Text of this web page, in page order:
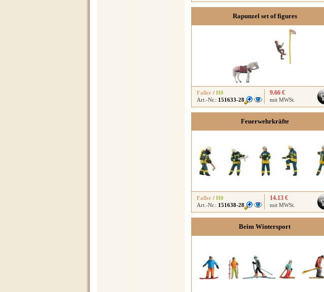
Rapunzel set of figures
Faller / H0
Art.-Nr.: 151633-28
9.66 €
mit MWSt.
Feuerwehrkräfte
Faller / H0
Art.-Nr.: 151638-28
14.13 €
mit MWSt.
Beim Wintersport